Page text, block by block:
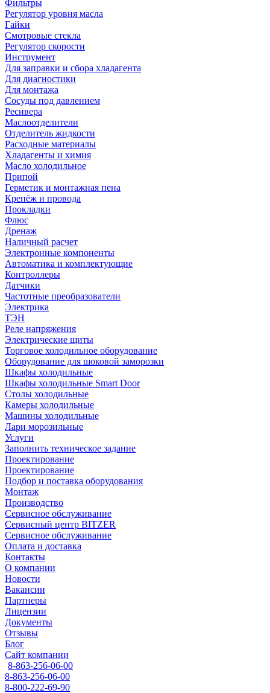
Фильтры
Регулятор уровня масла
Гайки
Смотровые стекла
Регулятор скорости
Инструмент
Для заправки и сбора хладагента
Для диагностики
Для монтажа
Сосуды под давлением
Ресивера
Маслоотделители
Отделитель жидкости
Расходные материалы
Хладагенты и химия
Масло холодильное
Припой
Герметик и монтажная пена
Крепёж и провода
Прокладки
Флюс
Дренаж
Наличный расчет
Электронные компоненты
Автоматика и комплектующие
Контроллеры
Датчики
Частотные преобразователи
Электрика
ТЭН
Реле напряжения
Электрические щиты
Торговое холодильное оборудование
Оборудование для шоковой заморозки
Шкафы холодильные
Шкафы холодильные Smart Door
Столы холодильные
Камеры холодильные
Машины холодильные
Лари морозильные
Услуги
Заполнить техническое задание
Проектирование
Проектирование
Подбор и поставка оборудования
Монтаж
Производство
Сервисное обслуживание
Сервисный центр BITZER
Сервисное обслуживание
Оплата и доставка
Контакты
О компании
Новости
Вакансии
Партнеры
Лицензии
Документы
Отзывы
Блог
Сайт компании
8-863-256-06-00
8-863-256-06-00
8-800-222-69-90